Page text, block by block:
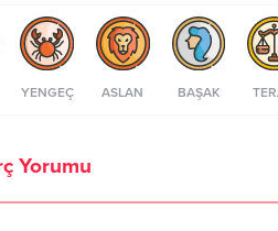
YENGEÇ ASLAN BAŞAK
Yorumu